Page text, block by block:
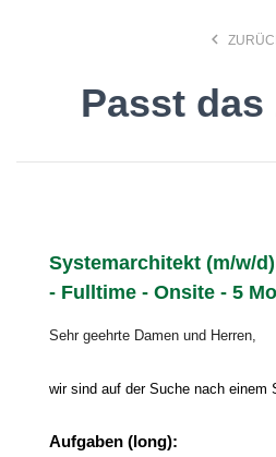
Finde den
search
Anstellungsart
keyboard_arrow_left
Passt das
Systemarchitekt (m/w/
- Fulltime - Onsite - 5
Sehr geehrte Damen und Herren,
wir sind auf der Suche nach einem
Aufgaben (long):